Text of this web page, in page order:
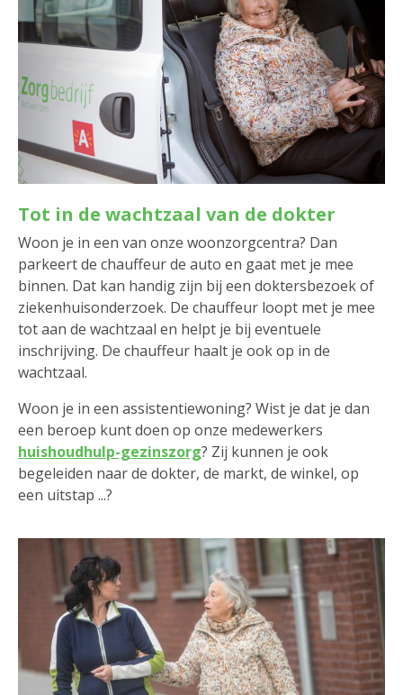
Tot in de wachtzaal van de dokter
Woon je in een van onze woonzorgcentra? Dan
parkeert de chauffeur de auto en gaat met je mee
binnen. Dat kan handig zijn bij een doktersbezoek of
ziekenhuisonderzoek. De chauffeur loopt met je mee
tot aan de wachtzaal en helpt je bij eventuele
inschrijving. De chauffeur haalt je ook op in de
wachtzaal.
Woon je in een assistentiewoning? Wist je dat je dan
een beroep kunt doen op onze medewerkers
huishoudhulp-gezinszorg? Zij kunnen je ook
begeleiden naar de dokter, de markt, de winkel, op
een uitstap ...?